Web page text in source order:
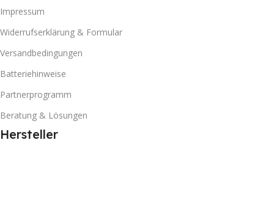
Impressum
Widerrufserklärung & Formular
Versandbedingungen
Batteriehinweise
Partnerprogramm
Beratung & Lösungen
Hersteller